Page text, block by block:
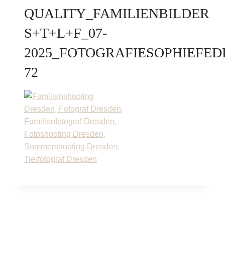
QUALITY_FAMILIENBILDER
S+T+L+F_07-
72